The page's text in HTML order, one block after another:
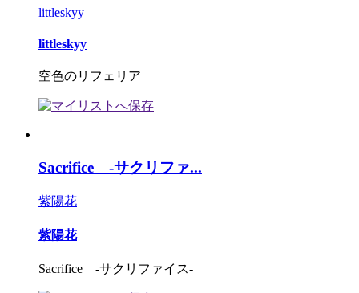
littleskyy
littleskyy
空色のリフェリア
Sacrifice -サクリファ...
紫陽花
紫陽花
Sacrifice -サクリファイス-